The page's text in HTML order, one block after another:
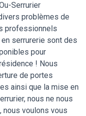
Serrurier
problèmes de
professionnels
serrurerie sont des
pour
! Nous
de portes
ainsi que la mise en
nous ne nous
voulons vous